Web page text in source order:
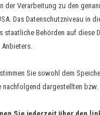
Spielbetrieb mit 18
Premierensaison
HVNB bietet zum
Dabei werden die
erhalten alle
der Verarbeitung zu den
Das Datenschutzniveau in
staatliche Behörden auf
Sie sowohl dem
dargestellten
Sie jederzeit über den